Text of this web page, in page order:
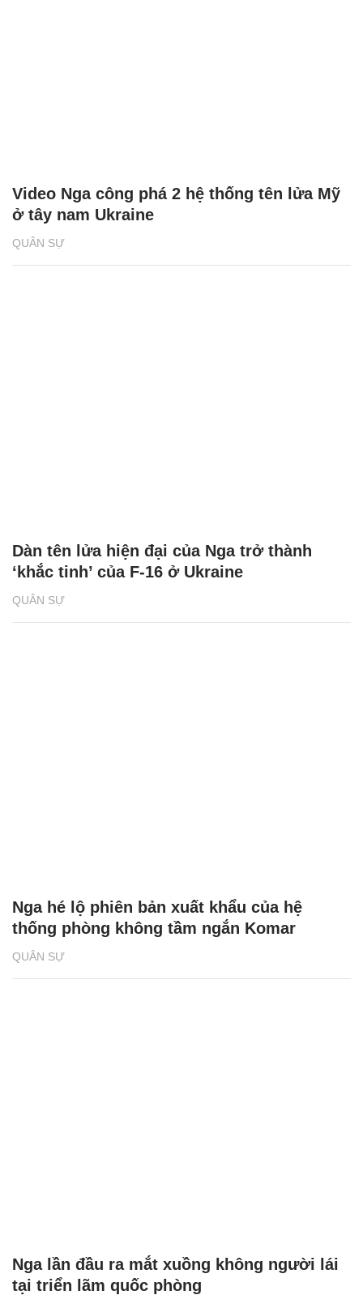
QUÂN SỰ
Video Nga công phá 2 hệ thống tên lửa Mỹ
ở tây nam Ukraine
QUÂN SỰ
Dàn tên lửa hiện đại của Nga trở thành
‘khắc tinh’ của F-16 ở Ukraine
QUÂN SỰ
Nga hé lộ phiên bản xuất khẩu của hệ
thống phòng không tầm ngắn Komar
Nga lần đầu ra mắt xuồng không người lái
tại triển lãm quốc phòng